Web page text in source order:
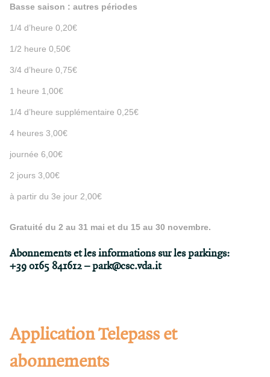
Basse saison : autres périodes
1/4 d’heure 0,20€
1/2 heure 0,50€
3/4 d’heure 0,75€
1 heure 1,00€
1/4 d’heure supplémentaire 0,25€
4 heures 3,00€
journée 6,00€
2 jours 3,00€
à partir du 3e jour 2,00€
Gratuité du 2 au 31 mai et du 15 au 30 novembre.
Abonnements et les informations sur les parkings:
+39 0165 841612 –park@csc.vda.it
Application Telepass et
abonnements